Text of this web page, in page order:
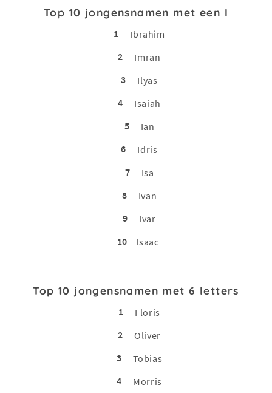
Top 10 jongensnamen met een I
1
Ibrahim
2
Imran
3
Ilyas
4
Isaiah
5
Ian
6
Idris
7
Isa
8
Ivan
9
Ivar
10
Isaac
Top 10 jongensnamen met 6 letters
1
Floris
2
Oliver
3
Tobias
4
Morris